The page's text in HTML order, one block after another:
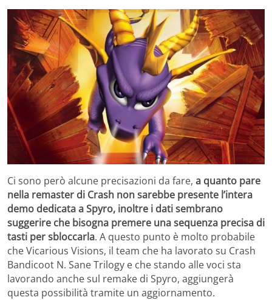
Ci sono però alcune precisazioni da fare, a quanto pare
nella remaster di Crash non sarebbe presente l’intera
demo dedicata a Spyro, inoltre i dati sembrano
suggerire che bisogna premere una sequenza precisa di
tasti per sbloccarla. A questo punto è molto probabile
che Vicarious Visions, il team che ha lavorato su Crash
Bandicoot N. Sane Trilogy e che stando alle voci sta
lavorando anche sul remake di Spyro, aggiungerà
questa possibilità tramite un aggiornamento.